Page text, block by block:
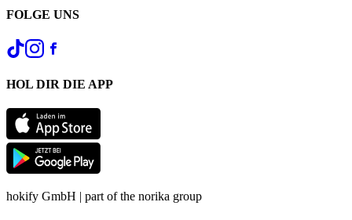
FOLGE UNS
HOL DIR DIE APP
hokify GmbH | part of the norika group